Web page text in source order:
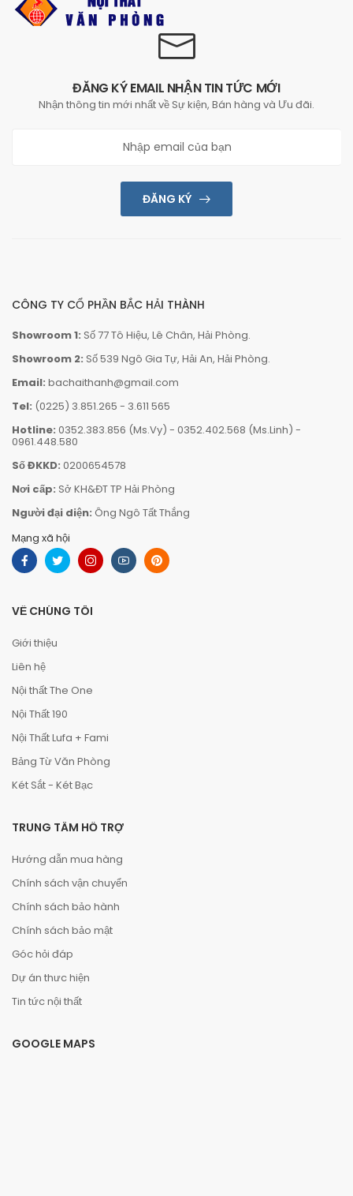
ĐĂNG KÝ EMAIL NHẬN TIN TỨC MỚI
Nhận thông tin mới nhất về Sự kiện, Bán hàng và Ưu đãi.
ĐĂNG KÝ
CÔNG TY CỔ PHẦN BẮC HẢI THÀNH
Showroom 1: Số 77 Tô Hiệu, Lê Chân, Hải Phòng.
Showroom 2: Số 539 Ngô Gia Tự, Hải An, Hải Phòng.
Email: bachaithanh@gmail.com
Tel: (0225) 3.851.265 - 3.611 565
Hotline: 0352.383.856 (Ms.Vy) - 0352.402.568 (Ms.Linh) -
0961.448.580
Số ĐKKD: 0200654578
Nơi cấp: Sở KH&ĐT TP Hải Phòng
Người đại diện: Ông Ngô Tất Thắng
Mạng xã hội
VỀ CHÚNG TÔI
Giới thiệu
Liên hệ
Nội thất The One
Nội Thất 190
Nội Thất Lufa + Fami
Bảng Từ Văn Phòng
Két Sắt - Két Bạc
TRUNG TÂM HỖ TRỢ
Hướng dẫn mua hàng
Chính sách vận chuyển
Chính sách bảo hành
Chính sách bảo mật
Góc hỏi đáp
Dự án thưc hiện
Tin tức nội thất
GOOGLE MAPS